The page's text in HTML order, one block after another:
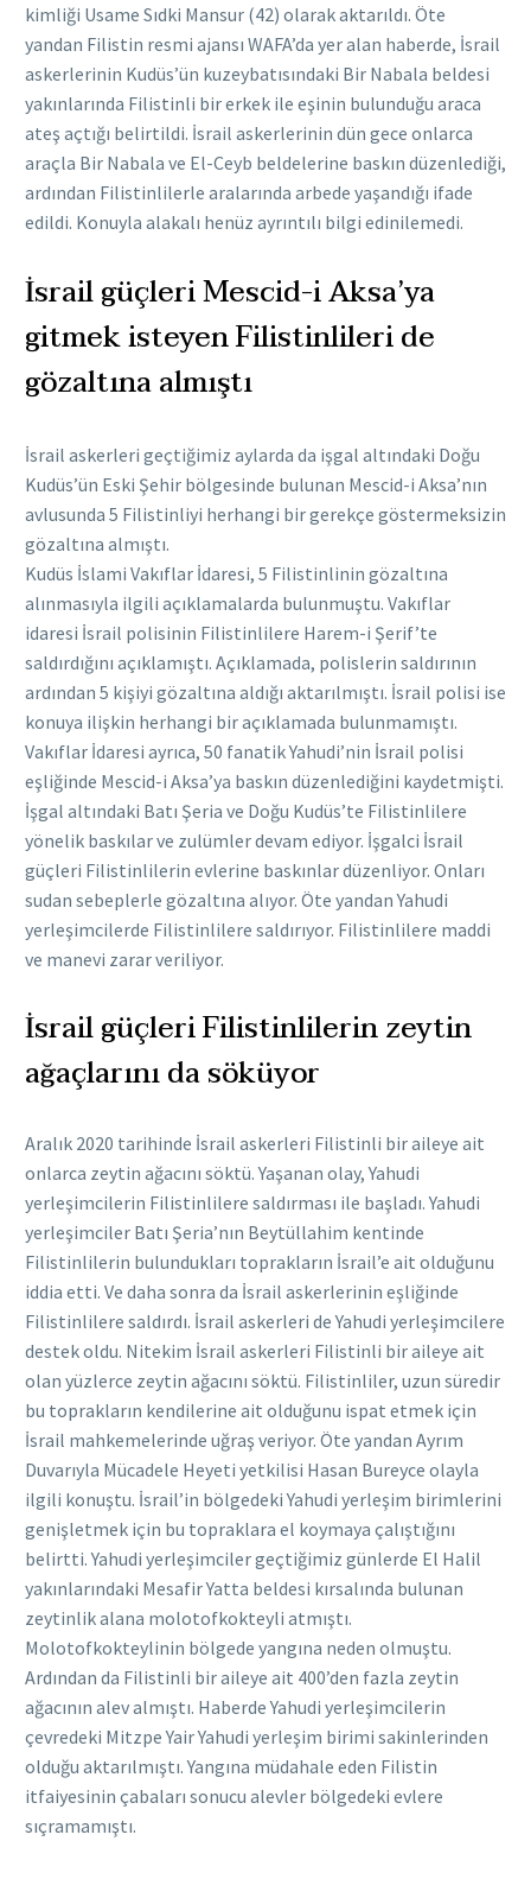
kimliği Usame Sıdki Mansur (42) olarak aktarıldı. Öte
yandan Filistin resmi ajansı WAFA’da yer alan haberde, İsrail
askerlerinin Kudüs’ün kuzeybatısındaki Bir Nabala beldesi
yakınlarında Filistinli bir erkek ile eşinin bulunduğu araca
ateş açtığı belirtildi. İsrail askerlerinin dün gece onlarca
araçla Bir Nabala ve El-Ceyb beldelerine baskın düzenlediği,
ardından Filistinlilerle aralarında arbede yaşandığı ifade
edildi. Konuyla alakalı henüz ayrıntılı bilgi edinilemedi.
İsrail güçleri Mescid-i Aksa’ya
gitmek isteyen Filistinlileri de
gözaltına almıştı
İsrail askerleri geçtiğimiz aylarda da işgal altındaki Doğu
Kudüs’ün Eski Şehir bölgesinde bulunan Mescid-i Aksa’nın
avlusunda 5 Filistinliyi herhangi bir gerekçe göstermeksizin
gözaltına almıştı.
Kudüs İslami Vakıflar İdaresi, 5 Filistinlinin gözaltına
alınmasıyla ilgili açıklamalarda bulunmuştu. Vakıflar
idaresi İsrail polisinin Filistinlilere Harem-i Şerif’te
saldırdığını açıklamıştı. Açıklamada, polislerin saldırının
ardından 5 kişiyi gözaltına aldığı aktarılmıştı. İsrail polisi ise
konuya ilişkin herhangi bir açıklamada bulunmamıştı.
Vakıflar İdaresi ayrıca, 50 fanatik Yahudi’nin İsrail polisi
eşliğinde Mescid-i Aksa’ya baskın düzenlediğini kaydetmişti.
İşgal altındaki Batı Şeria ve Doğu Kudüs’te Filistinlilere
yönelik baskılar ve zulümler devam ediyor. İşgalci İsrail
güçleri Filistinlilerin evlerine baskınlar düzenliyor. Onları
sudan sebeplerle gözaltına alıyor. Öte yandan Yahudi
yerleşimcilerde Filistinlilere saldırıyor. Filistinlilere maddi
ve manevi zarar veriliyor.
İsrail güçleri Filistinlilerin zeytin
ağaçlarını da söküyor
Aralık 2020 tarihinde İsrail askerleri Filistinli bir aileye ait
onlarca zeytin ağacını söktü. Yaşanan olay, Yahudi
yerleşimcilerin Filistinlilere saldırması ile başladı. Yahudi
yerleşimciler Batı Şeria’nın Beytüllahim kentinde
Filistinlilerin bulundukları toprakların İsrail’e ait olduğunu
iddia etti. Ve daha sonra da İsrail askerlerinin eşliğinde
Filistinlilere saldırdı. İsrail askerleri de Yahudi yerleşimcilere
destek oldu. Nitekim İsrail askerleri Filistinli bir aileye ait
olan yüzlerce zeytin ağacını söktü. Filistinliler, uzun süredir
bu toprakların kendilerine ait olduğunu ispat etmek için
İsrail mahkemelerinde uğraş veriyor. Öte yandan Ayrım
Duvarıyla Mücadele Heyeti yetkilisi Hasan Bureyce olayla
ilgili konuştu. İsrail’in bölgedeki Yahudi yerleşim birimlerini
genişletmek için bu topraklara el koymaya çalıştığını
belirtti. Yahudi yerleşimciler geçtiğimiz günlerde El Halil
yakınlarındaki Mesafir Yatta beldesi kırsalında bulunan
zeytinlik alana molotofkokteyli atmıştı.
Molotofkokteylinin bölgede yangına neden olmuştu.
Ardından da Filistinli bir aileye ait 400’den fazla zeytin
ağacının alev almıştı. Haberde Yahudi yerleşimcilerin
çevredeki Mitzpe Yair Yahudi yerleşim birimi sakinlerinden
olduğu aktarılmıştı. Yangına müdahale eden Filistin
itfaiyesinin çabaları sonucu alevler bölgedeki evlere
sıçramamıştı.